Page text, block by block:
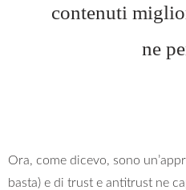
contenuti
ne
Ora, come dicevo, sono
basta) e di trust e antitrust ne